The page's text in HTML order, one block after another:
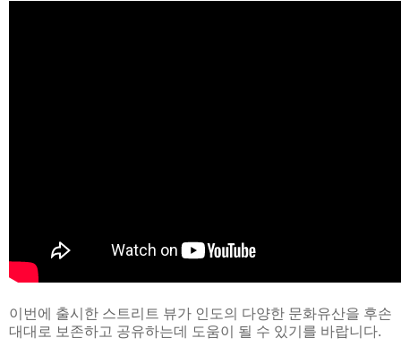
이번에 출시한 스트리트 뷰가 인도의 다양한 문화유산을 후손
대대로 보존하고 공유하는데 도움이 될 수 있기를 바랍니다.